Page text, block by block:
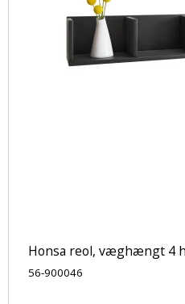
Honsa reol, væghængt 4
56-900046